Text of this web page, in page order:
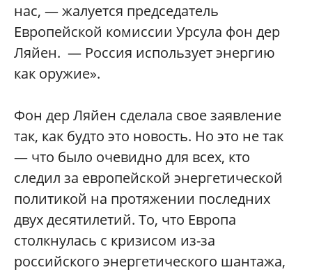
нас, — жалуется председатель
Европейской комиссии Урсула фон дер
Ляйен. — Россия использует энергию
как оружие».
Фон дер Ляйен сделала свое заявление
так, как будто это новость. Но это не так
— что было очевидно для всех, кто
следил за европейской энергетической
политикой на протяжении последних
двух десятилетий. То, что Европа
столкнулась с кризисом из-за
российского энергетического шантажа,